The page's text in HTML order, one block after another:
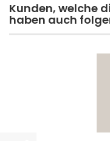
Kunden, welche
haben auch